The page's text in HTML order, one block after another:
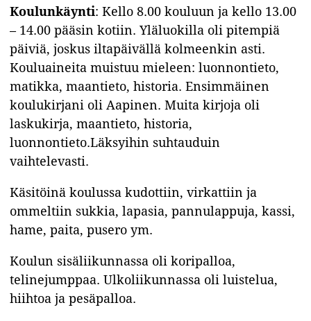
Koulunkäynti: Kello 8.00 kouluun ja kello 13.00
– 14.00 pääsin kotiin. Yläluokilla oli pitempiä
päiviä, joskus iltapäivällä kolmeenkin asti.
Kouluaineita muistuu mieleen: luonnontieto,
matikka, maantieto, historia. Ensimmäinen
koulukirjani oli Aapinen. Muita kirjoja oli
laskukirja, maantieto, historia,
luonnontieto.Läksyihin suhtauduin
vaihtelevasti.
Käsitöinä koulussa kudottiin, virkattiin ja
ommeltiin sukkia, lapasia, pannulappuja, kassi,
hame, paita, pusero ym.
Koulun sisäliikunnassa oli koripalloa,
telinejumppaa. Ulkoliikunnassa oli luistelua,
hiihtoa ja pesäpalloa.